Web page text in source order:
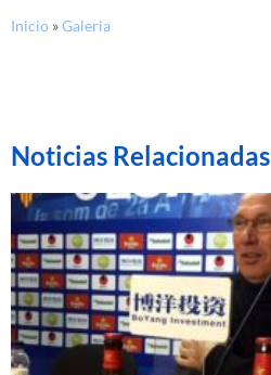
Inicio »Galeria
Noticias Relacionadas